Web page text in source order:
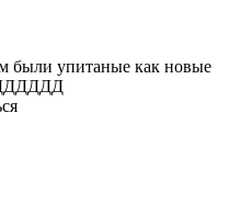
были упитаные как новые